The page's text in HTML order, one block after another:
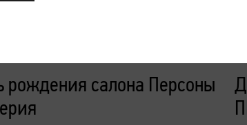
рождения салона Персоны